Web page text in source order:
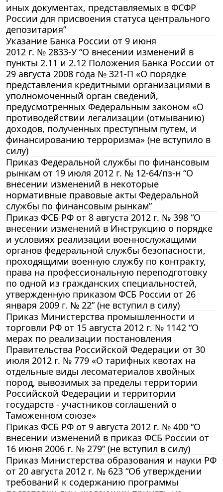
иных документах, представляемых в ФСФР
России для присвоения статуса центрального
депозитария”
Указание Банка России от 9 июня
2012 г. № 2833-У “О внесении изменений в
пункты 2.11 и 2.12 Положения Банка России от
29 августа 2008 года № 321-П «О порядке
представления кредитными организациями в
уполномоченный орган сведений,
предусмотренных Федеральным законом «О
противодействии легализации (отмыванию)
доходов, полученных преступным путем, и
финансированию терроризма» (не вступило в
силу)
Приказ Федеральной службы по финансовым
рынкам от 19 июля 2012 г. № 12-64/пз-н “О
внесении изменений в некоторые
нормативные правовые акты Федеральной
службы по финансовым рынкам”
Приказ ФСБ РФ от 8 августа 2012 г. № 398 “О
внесении изменений в Инструкцию о порядке
и условиях реализации военнослужащими
органов федеральной службы безопасности,
проходящими военную службу по контракту,
права на профессиональную переподготовку
по одной из гражданских специальностей,
утвержденную приказом ФСБ России от 26
января 2009 г. № 22” (не вступил в силу)
Приказ Министерства промышленности и
торговли РФ от 15 августа 2012 г. № 1142 “О
мерах по реализации постановления
Правительства Российской Федерации от 30
июля 2012 г. № 779 «О тарифных квотах на
отдельные виды лесоматериалов хвойных
пород, вывозимых за пределы территории
Российской Федерации и территории
государств - участников соглашений о
Таможенном союзе»
Приказ ФСБ РФ от 9 августа 2012 г. № 400 “О
внесении изменений в приказ ФСБ России от
16 июня 2006 г. № 279” (не вступил в силу)
Приказ Министерства образования и науки РФ
от 20 августа 2012 г. № 623 “Об утверждении
требований к содержанию программы